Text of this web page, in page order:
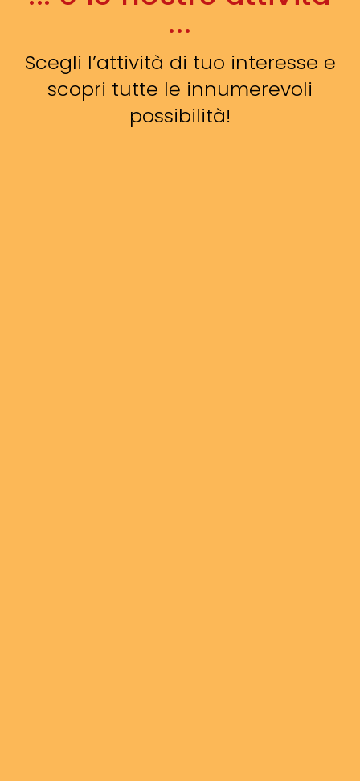
...
Scegli l’attività di tuo interesse e
scopri tutte le innumerevoli
possibilità!